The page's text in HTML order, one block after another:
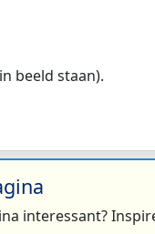
beeld staan).
interessant?